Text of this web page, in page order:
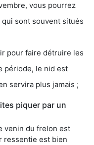
vous pourrez
sont souvent situés
pour faire détruire les
période, le nid est
servira plus jamais ;
piquer par un
venin du frelon est
ressentie est bien